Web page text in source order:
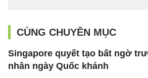
CÙNG CHUYÊN MỤC
Singapore quyết tạo bất ngờ
nhân ngày Quốc khánh